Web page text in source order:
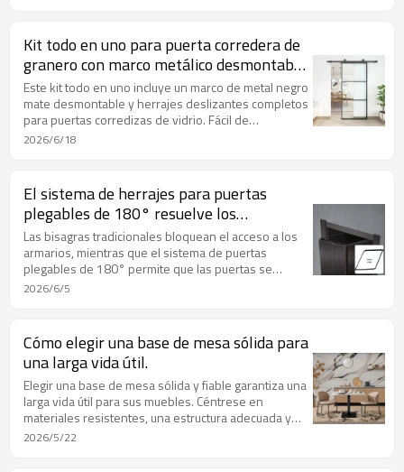
corredizas interiores en dormitorios, cocinas y
baños.
Kit todo en uno para puerta corredera de
granero con marco metálico desmontable
y cristal
Este kit todo en uno incluye un marco de metal negro
mate desmontable y herrajes deslizantes completos
para puertas corredizas de vidrio. Fácil de
desmontar, instalar y transportar, ideal para la
2026/6/18
El sistema de herrajes para puertas
plegables de 180° resuelve los
problemas de acceso bloqueado a los
armarios.
Las bisagras tradicionales bloquean el acceso a los
armarios, mientras que el sistema de puertas
plegables de 180° permite que las puertas se
plieguen completamente contra los laterales del
por cuenta propia, ideal para renovar los armarios
de cocina y baño.
2026/6/5
Cómo elegir una base de mesa sólida para
una larga vida útil.
Elegir una base de mesa sólida y fiable garantiza una
larga vida útil para sus muebles. Céntrese en
materiales resistentes, una estructura adecuada y
una buena capacidad de carga. Las bases de alta
2026/5/22